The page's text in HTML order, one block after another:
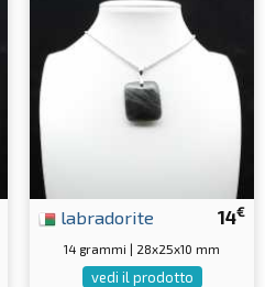
14€
labradorite
14 grammi | 28x25x10 mm
vedi il prodotto